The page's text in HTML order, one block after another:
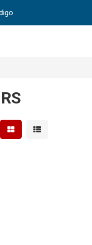
Mostrar resultados em
Mostrar